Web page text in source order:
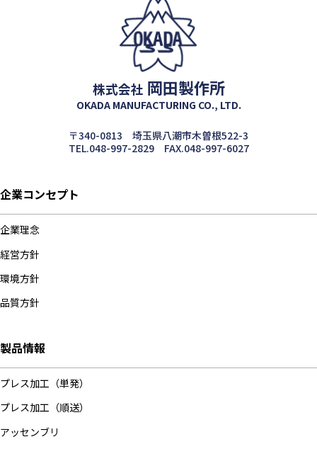
株式会社 岡田製作所
OKADA MANUFACTURING CO., LTD.
〒340-0813 埼玉県八潮市木曽根522-3
TEL.048-997-2829 FAX.048-997-6027
企業コンセプト
企業理念
経営方針
環境方針
品質方針
製品情報
プレス加工（単発）
プレス加工（順送）
アッセンブリ